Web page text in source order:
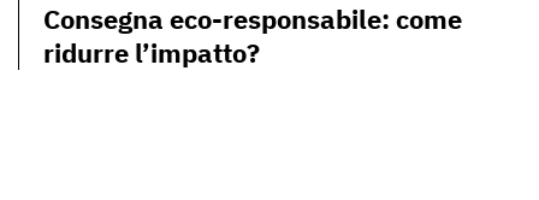
Consegna eco-responsabile: come
ridurre l’impatto?